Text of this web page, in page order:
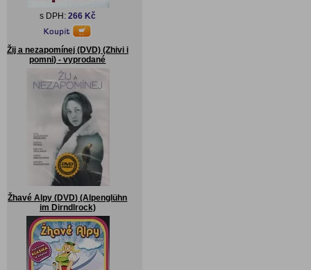
s DPH: 266 Kč
Žij a nezapomínej (DVD) (Zhivi i
pomni) - vyprodané
Žhavé Alpy (DVD) (Alpenglühn
im Dirndlrock)